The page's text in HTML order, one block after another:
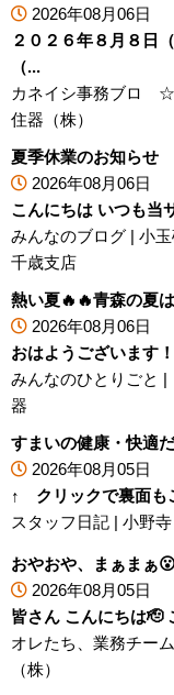
2026年08月06日
２０２６年８月８日
（...
カネイシ事務ブロ
住器（株）
夏季休業のお知らせ
2026年08月06日
こんにちは いつも当
みんなのブログ | 小
千歳支店
熱い夏🔥🔥青森の夏
2026年08月06日
おはようございます
みんなのひとりごと |
器
すまいの健康・快適
2026年08月05日
↑ クリックで裏面も
スタッフ日記 | 小野寺
おやおや、まぁまぁ😮
2026年08月05日
皆さん こんにちは🫡
オレたち、業務チーム
（株）